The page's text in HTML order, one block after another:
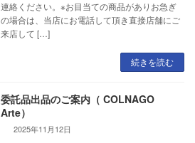
連絡ください。※お目当ての商品がありお急ぎ
の場合は、当店にお電話して頂き直接店舗にご
来店して […]
続きを読む
委託品出品のご案内（ COLNAGO
Arte）
2025年11月12日